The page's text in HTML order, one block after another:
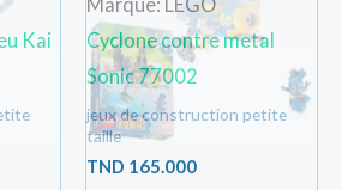
Kai
Cyclone contre metal
Sonic 77002
jeux de construction petite
taille
TND 165.000